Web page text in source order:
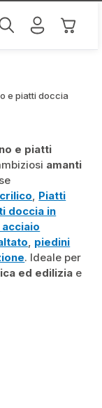
Il
e piatti doccia
e piatti
amanti
, Piatti
doccia in
, piedini
. Ideale per
ed edilizia e